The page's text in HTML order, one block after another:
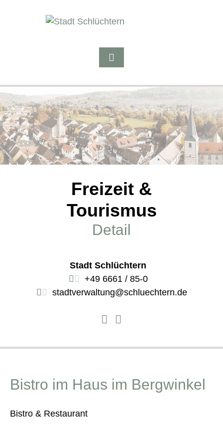
Freizeit &
Tourismus
Detail
Stadt Schlüchtern
+49 6661 / 85-0
stadtverwaltung@schluechtern.de
Bistro im Haus im Bergwinkel
Bistro & Restaurant